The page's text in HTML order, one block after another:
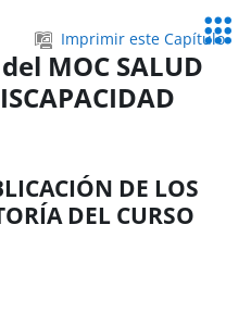
Imprimir este Capítulo
MOC SALUD
DE LOS
DEL CURSO